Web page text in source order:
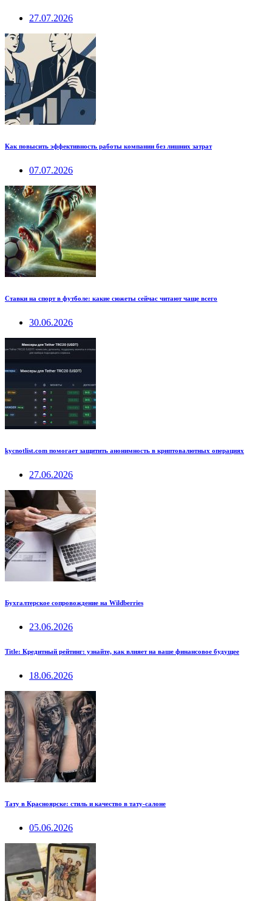
27.07.2026
Как повысить эффективность работы компании без лишних затрат
07.07.2026
Ставки на спорт в футболе: какие сюжеты сейчас читают чаще всего
30.06.2026
kycnotlist.com помогает защитить анонимность в криптовалютных операциях
27.06.2026
Бухгалтерское сопровождение на Wildberries
23.06.2026
Title: Кредитный рейтинг: узнайте, как влияет на ваше финансовое будущее
18.06.2026
Тату в Красноярске: стиль и качество в тату-салоне
05.06.2026